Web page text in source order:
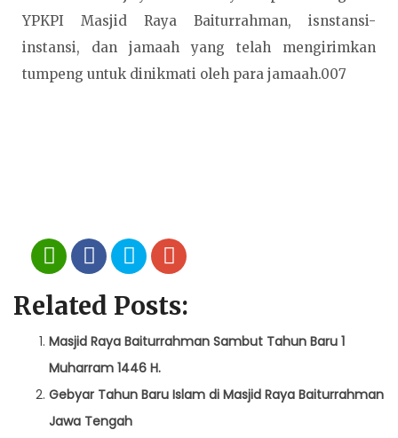
YPKPI Masjid Raya Baiturrahman, isnstansi-
instansi, dan jamaah yang telah mengirimkan
tumpeng untuk dinikmati oleh para jamaah.007
Related Posts:
Masjid Raya Baiturrahman Sambut Tahun Baru 1
Muharram 1446 H.
Gebyar Tahun Baru Islam di Masjid Raya Baiturrahman
Jawa Tengah